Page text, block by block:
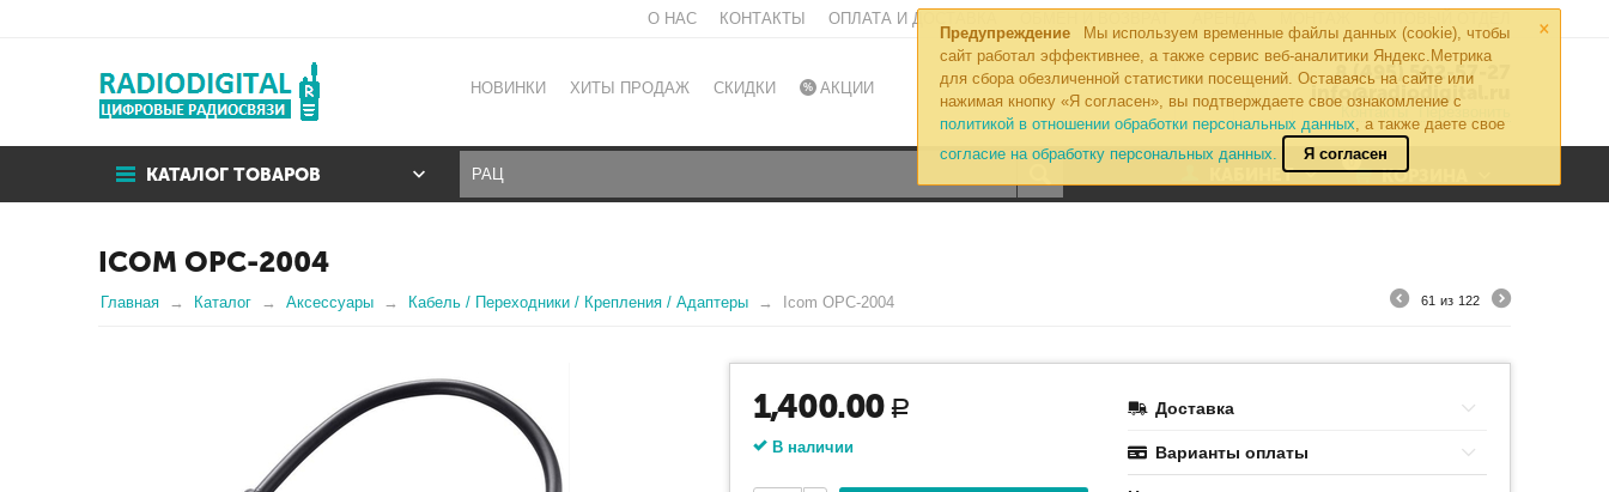
×
Предупреждение
Мы используем временные файлы данных (cookie), чтобы
сайт работал эффективнее, а также сервис веб-аналитики Яндекс.Метрика
для сбора обезличенной статистики посещений. Оставаясь на сайте или
нажимая кнопку «Я согласен», вы подтверждаете свое ознакомление с
политикой в отношении обработки персональных данных, а также даете свое
согласие на обработку персональных данных.
Я согласен
О НАС КОНТАКТЫ ОПЛАТА И ДОСТАВКА
НОВИНКИ ХИТЫ ПРОДАЖ СКИДКИ АКЦИИ
8 (495) 502-57-27
info@radiodigital.ru
Контакты Перезвонить
КАТАЛОГ ТОВАРОВ
0
КОРЗИНА
КАБИНЕТ
ICOM OPC-2004
Главная Каталог Аксессуары Кабель / Переходники / Крепления / Адаптеры Icom OPC-2004 61 из 122
1,400.00 Р
В наличии
Доставка
Варианты оплаты